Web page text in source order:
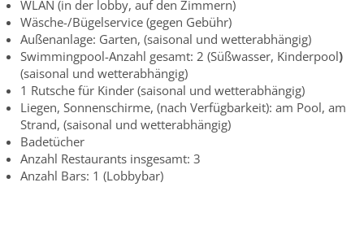
WLAN (in der lobby, auf den Zimmern)
Wäsche-/Bügelservice (gegen Gebühr)
Außenanlage: Garten, (saisonal und wetterabhängig)
Swimmingpool-Anzahl gesamt: 2 (Süßwasser, Kinderpool)
(saisonal und wetterabhängig)
1 Rutsche für Kinder (saisonal und wetterabhängig)
Liegen, Sonnenschirme, (nach Verfügbarkeit): am Pool, am
Strand, (saisonal und wetterabhängig)
Badetücher
Anzahl Restaurants insgesamt: 3
Anzahl Bars: 1 (Lobbybar)